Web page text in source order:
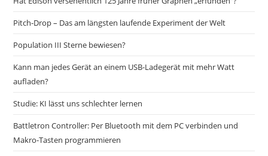
Pitch-Drop – Das am längsten laufende Experiment der Welt
Population III Sterne bewiesen?
Kann man jedes Gerät an einem USB-Ladegerät mit mehr Watt
aufladen?
Studie: KI lässt uns schlechter lernen
Battletron Controller: Per Bluetooth mit dem PC verbinden und
Makro-Tasten programmieren